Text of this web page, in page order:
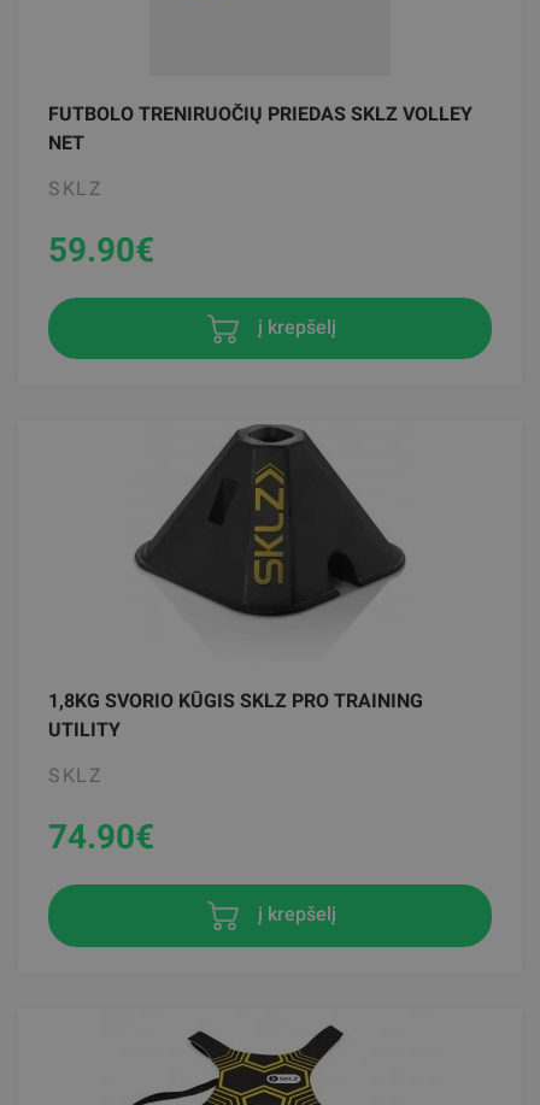
FUTBOLO TRENIRUOČIŲ PRIEDAS SKLZ VOLLEY
NET
SKLZ
59.90€
į krepšelį
1,8KG SVORIO KŪGIS SKLZ PRO TRAINING
UTILITY
SKLZ
74.90€
į krepšelį